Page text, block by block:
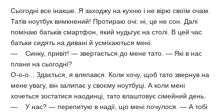
Сьогодні все інакше. Я заходжу на кухню і не вірю своїм очам.
Татів ноутбук вимкнений! Протираю очі: ні, це не сон. Далі
помічаю батьків смартфон, який нудьгує на столі. В цей час
батьки сидять на дивані й усміхаються мені.
— Синку, привіт! — звертається до мене тато. — Які в нас
плани на сьогодні?
О-о-о... Здається, я вляпався. Коли хочу, щоб тато звернув на
мене увагу, він залипає у своєму ноутбуці. А коли мені
хочеться зостатися наодинці, тато влаштовує сімейний день.
— У нас? — перепитую в надії, що мені почулося. — А тобі